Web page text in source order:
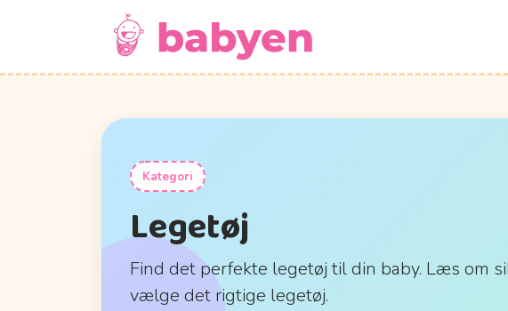
Kategori
Legetøj
Find det perfekte legetøj til din baby. Læs om
vælge det rigtige legetøj.